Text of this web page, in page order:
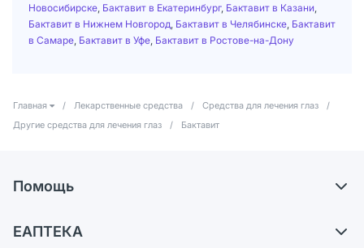
Новосибирске Бактавит в Екатеринбург, Бактавит в Казани
Бактавит в Нижнем Новгород Бактавит в Челябинске Бактавит
в Самаре Бактавит в Уфе Бактавит в Ростове-на-Дону
Главная / Лекарственные средства / Средства для лечения глаз
/
Другие средства для лечения глаз
/ Бактавит
Помощь
Обмен и возврат
ЕАПТЕКА